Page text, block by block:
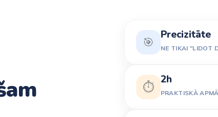
🎯
Precizitāte
NE TIKAI "LIDOT
⏱️
2h
PRAKTISKĀ